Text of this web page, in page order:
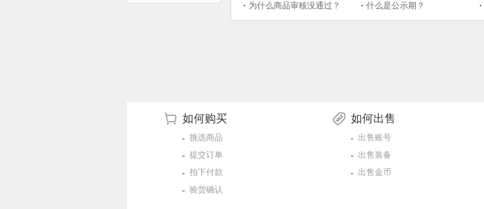
为什么商品审核没通过？
什么是公示期？
如何购买
挑选商品
提交订单
拍下付款
验货确认
如何出售
出售账号
出售装备
出售金币